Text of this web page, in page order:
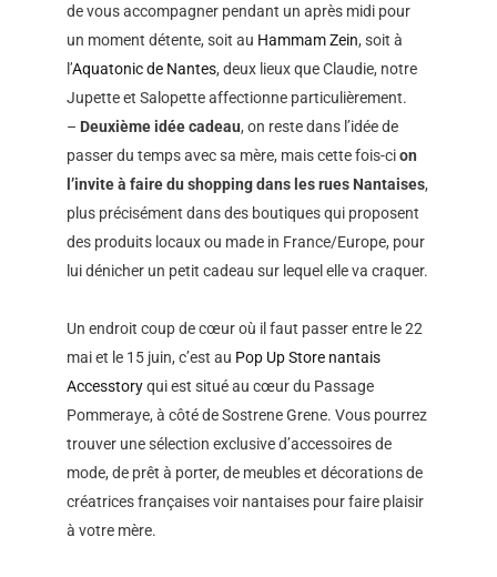
de vous accompagner pendant un après midi pour
un moment détente, soit au Hammam Zein, soit à
l’Aquatonic de Nantes, deux lieux que Claudie, notre
Jupette et Salopette affectionne particulièrement.
– Deuxième idée cadeau, on reste dans l’idée de
passer du temps avec sa mère, mais cette fois-cion
l’invite à faire du shopping dans les rues Nantaises,
plus précisément dans des boutiques qui proposent
des produits locaux ou made in France/Europe, pour
lui dénicher un petit cadeau sur lequel elle va craquer.
Un endroit coup de cœur où il faut passer entre le 22
mai et le 15 juin, c’est au Pop Up Store nantais
Accesstoryqui est situé au cœur du Passage
Pommeraye, à côté de Sostrene Grene. Vous pourrez
trouver une sélection exclusive d’accessoires de
mode, de prêt à porter, de meubles et décorations de
créatrices françaises voir nantaises pour faire plaisir
à votre mère.